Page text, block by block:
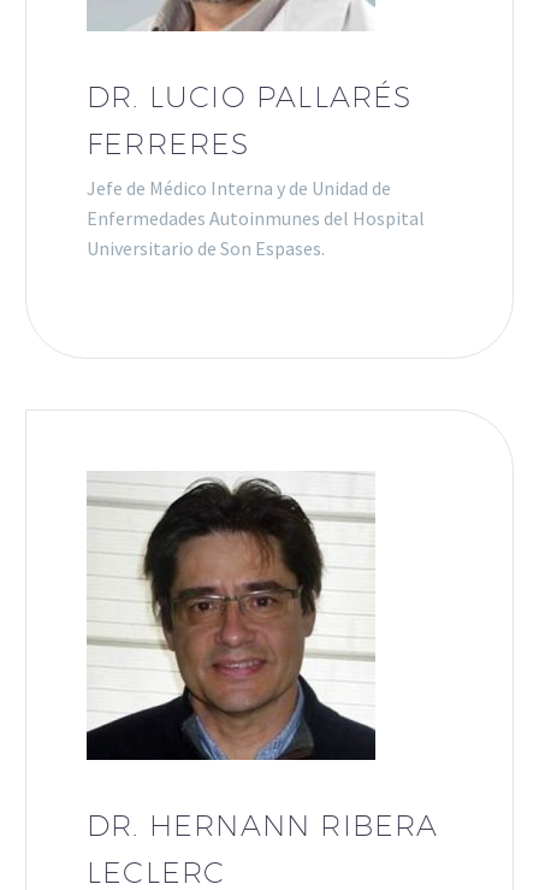
DR. LUCIO PALLARÉS
FERRERES
Jefe de Médico Interna y de Unidad de
Enfermedades Autoinmunes del Hospital
Universitario de Son Espases.
DR. HERNANN RIBERA
LECLERC